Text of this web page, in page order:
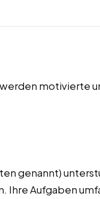
motivierte
genannt)
Ihre Aufgaben